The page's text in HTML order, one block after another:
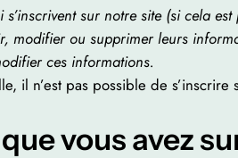
sur notre site (si cela
modifier ou supprimer leurs
ces informations.
il n’est pas possible de
vous avez